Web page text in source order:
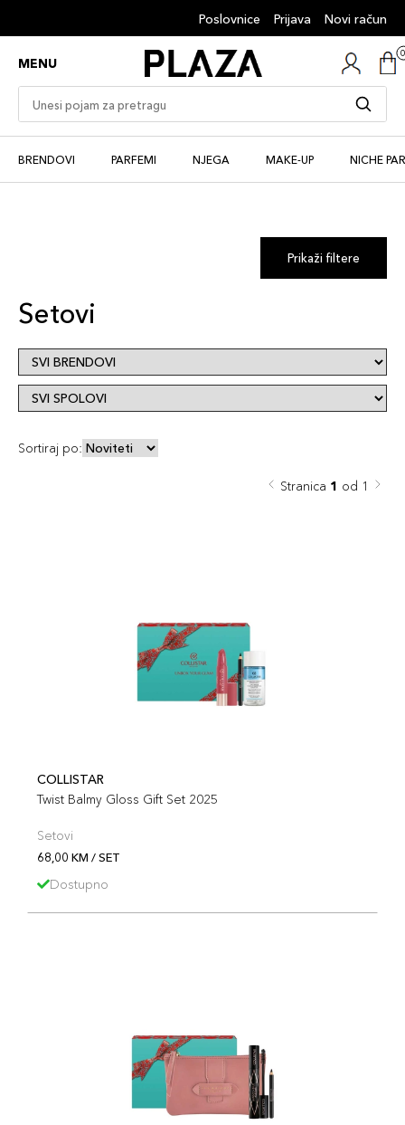
Poslovnice Prijava Novi račun
MENU
BRENDOVI PARFEMI NJEGA MAKE-UP NICHE
Prikaži filtere
Setovi
Sortiraj po:
Stranica 1 od 1
COLLISTAR
Twist Balmy Gloss Gift Set 2025
Setovi
68,00 KM / SET
Dostupno